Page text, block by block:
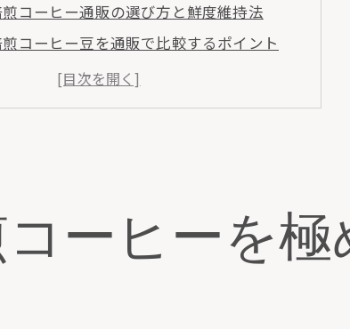
煎コーヒー通販の選び方と鮮度維持法
コーヒー豆を通販で比較するポイント
におすすめの自家焙煎コーヒー活用術
わう自家焙煎コーヒーの魅力と注意点
家焙煎珈琲の味を左右する保存方法とは
コーヒー通販で注目すべき香りと風味
の自家焙煎コーヒー通販サイト比較
ーヒーを